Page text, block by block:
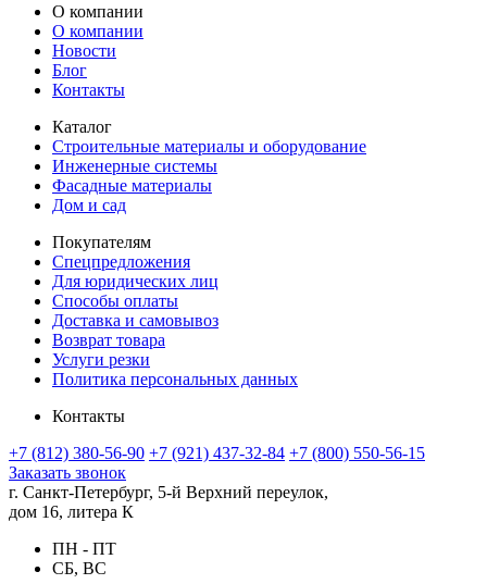
О компании
О компании
Новости
Блог
Контакты
Каталог
Строительные материалы и оборудование
Инженерные системы
Фасадные материалы
Дом и сад
Покупателям
Спецпредложения
Для юридических лиц
Способы оплаты
Доставка и самовывоз
Возврат товара
Услуги резки
Политика персональных данных
Контакты
+7 (812) 380-56-90 +7 (921) 437-32-84 +7 (800) 550-56-15
Заказать звонок
г. Санкт-Петербург, 5-й Верхний переулок,
дом 16, литера К
ПН - ПТ
СБ, ВС